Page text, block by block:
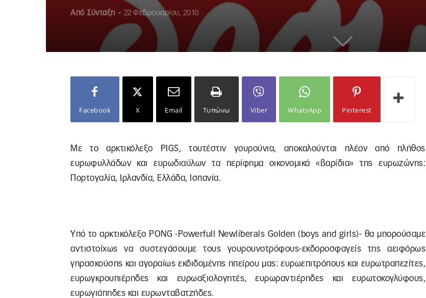
Από Σύνταξη - 22 Φεβρουαρίου, 2010
Facebook X Email Τυπώνω Viber WhatsApp Pinterest
Με το αρκτικόλεξο PIGS, τουτέστιν γουρούνια, αποκαλούνται πλέον από πλήθος
ευρωφυλλάδων και ευρωδιαύλων τα περίφημα οικονομικά «βαρίδια» της ευρωζώνης:
Πορτογαλία, Ιρλανδία, Ελλάδα, Ισπανία.
Υπό το αρκτικόλεξο PONG -Powerfull Newliberals Golden (boys and girls)- θα μπορούσαμε
αντιστοίχως να συστεγάσουμε τους γουρουνοτρόφους-εκδοροσφαγείς της αειφόρως
γηρασκούσης και αγοραίως εκδιδομένης ηπείρου μας: ευρωεπιτρόπους και ευρωτραπεζίτες,
ευρωγκρουπιέρηδες και ευρωαξιολογητές, ευρωραντιέρηδες και ευρωτοκογλύφους,
ευρωγιάπηδες και ευρωνταβατζήδες.